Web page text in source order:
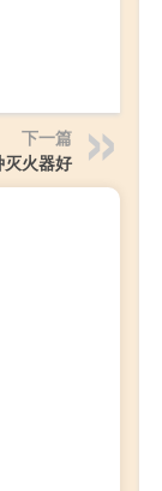
下一篇
火器好